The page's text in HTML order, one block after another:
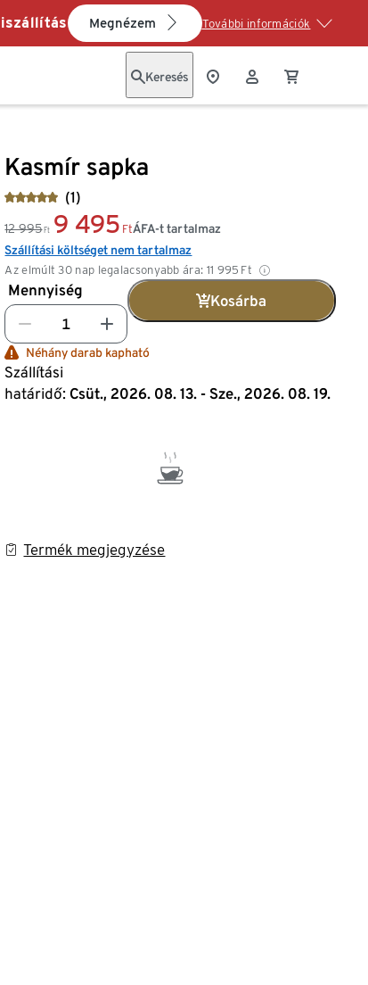
Megnézem További információk
Keresés
Kasmír sapka
(1)
12 995 Ft 9 495 Ft
Az elmúlt 30 nap legalacsonyabb ára: 11 995 Ft
ÁFA-t tartalmaz
Szállítási költséget nem tartalmaz
Mennyiség
Kosárba
Néhány darab kapható
Szállítási
határidő: Csüt., 2026. 08. 13. - Sze., 2026. 08. 19.
Termék megjegyzése